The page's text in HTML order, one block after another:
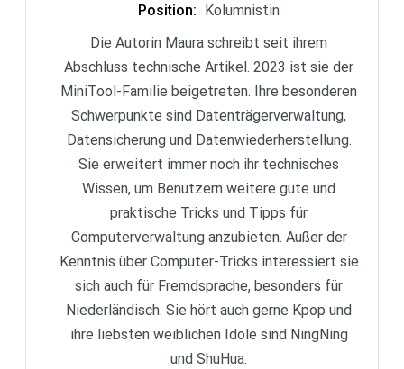
Position:
Kolumnistin
Die Autorin Maura schreibt seit ihrem
Abschluss technische Artikel. 2023 ist sie der
MiniTool-Familie beigetreten. Ihre besonderen
Schwerpunkte sind Datenträgerverwaltung,
Datensicherung und Datenwiederherstellung.
Sie erweitert immer noch ihr technisches
Wissen, um Benutzern weitere gute und
praktische Tricks und Tipps für
Computerverwaltung anzubieten. Außer der
Kenntnis über Computer-Tricks interessiert sie
sich auch für Fremdsprache, besonders für
Niederländisch. Sie hört auch gerne Kpop und
ihre liebsten weiblichen Idole sind NingNing
und ShuHua.